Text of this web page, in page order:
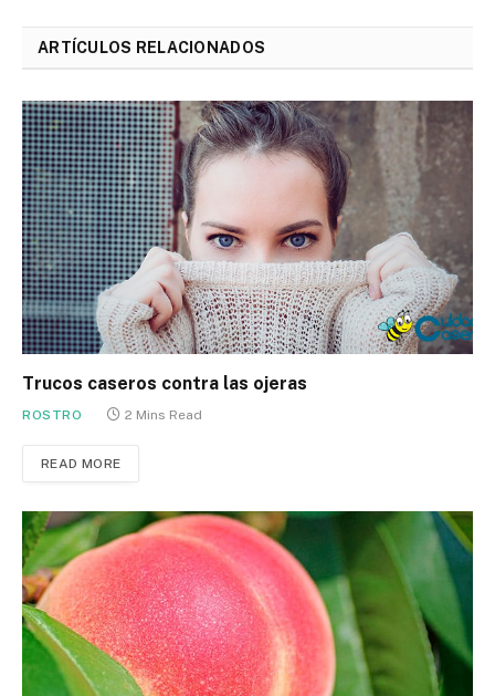
ARTÍCULOS RELACIONADOS
Trucos caseros contra las ojeras
ROSTRO 2 Mins Read
READ MORE